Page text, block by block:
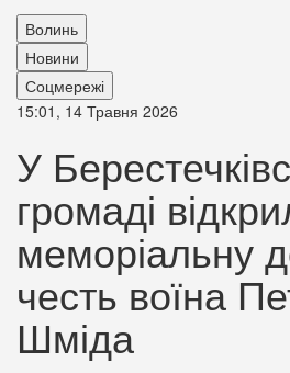
Волинь
Новини
Соцмережі
15:01, 14 Травня 2026
У
громаді
меморіальну
честь воїна
Шміда